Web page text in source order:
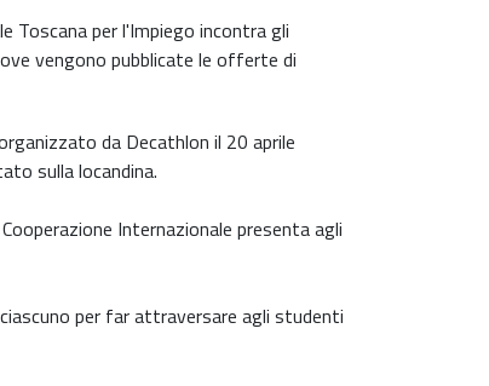
Toscana per l'Impiego incontra gli
vengono pubblicate le offerte di
da Decathlon il 20 aprile
sulla locandina.
Internazionale presenta agli
per far attraversare agli studenti